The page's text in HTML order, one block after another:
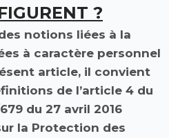
?
notions liées à la
à caractère personnel
article, il convient
de l’article 4 du
du 27 avril 2016
la Protection des